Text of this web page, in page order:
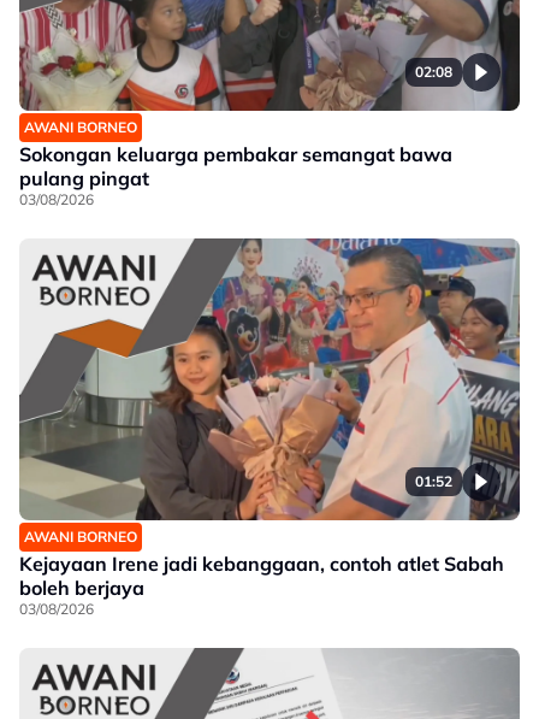
02:08
AWANI BORNEO
Sokongan keluarga pembakar semangat bawa
pulang pingat
03/08/2026
01:52
AWANI BORNEO
Kejayaan Irene jadi kebanggaan, contoh atlet Sabah
boleh berjaya
03/08/2026